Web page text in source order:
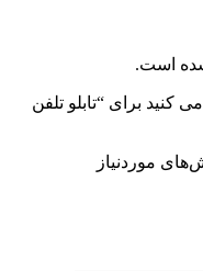
است.
کنید برای “تابلو تلفن
موردنیاز